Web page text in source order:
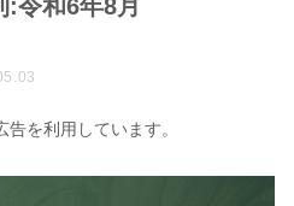
令和6年8月
を利用しています。